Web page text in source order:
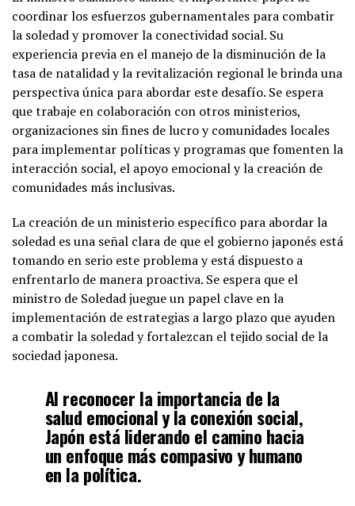
coordinar los esfuerzos gubernamentales para combatir
la soledad y promover la conectividad social. Su
experiencia previa en el manejo de la disminución de la
tasa de natalidad y la revitalización regional le brinda una
perspectiva única para abordar este desafío. Se espera
que trabaje en colaboración con otros ministerios,
organizaciones sin fines de lucro y comunidades locales
para implementar políticas y programas que fomenten la
interacción social, el apoyo emocional y la creación de
comunidades más inclusivas.
La creación de un ministerio específico para abordar la
soledad es una señal clara de que el gobierno japonés está
tomando en serio este problema y está dispuesto a
enfrentarlo de manera proactiva. Se espera que el
ministro de Soledad juegue un papel clave en la
implementación de estrategias a largo plazo que ayuden
a combatir la soledad y fortalezcan el tejido social de la
sociedad japonesa.
Al reconocer la importancia de la
salud emocional y la conexión social,
Japón está liderando el camino hacia
un enfoque más compasivo y humano
en la política.